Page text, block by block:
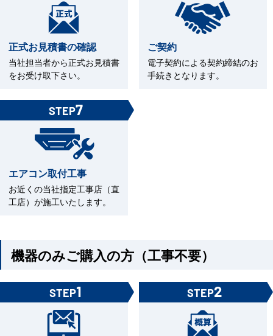
正式お見積書の確認
当社担当者から正式お見積書
をお受け取下さい。
ご契約
電子契約による契約締結のお
手続きとなります。
STEP7
エアコン取付工事
お近くの当社指定工事店（直
工店）が施工いたします。
機器のみご購入の方（工事不要）
STEP1 STEP2